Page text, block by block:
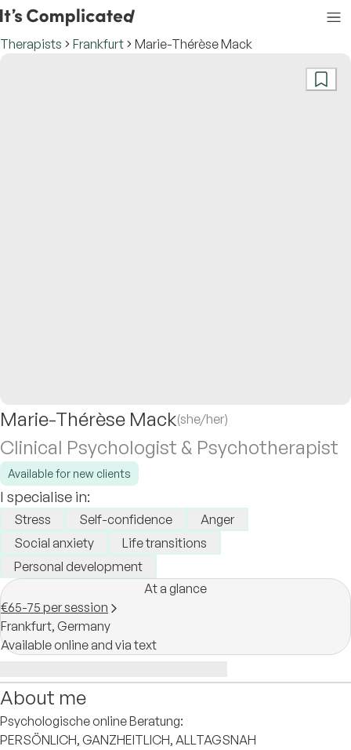
Therapists Frankfurt Marie-Thérèse Mack
Marie-Thérèse Mack(she/her)
Clinical Psychologist & Psychotherapist
Available for new clients
I specialise in:
Stress Self-confidence
Anger
Social anxiety
Life transitions
Personal development
At a glance
€65-75 per session
Frankfurt, Germany
Available online and via text
About me
Psychologische online Beratung:
PERSÖNLICH, GANZHEITLICH, ALLTAGSNAH